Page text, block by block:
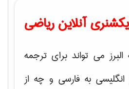
آنلاین ریاضی
می تواند برای ترجمه
به فارسی و چه از